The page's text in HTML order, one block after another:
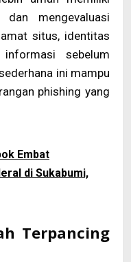
dan mengevaluasi
situs, identitas
sebelum
ini mampu
phishing yang
Embat
di Sukabumi,
Terpancing